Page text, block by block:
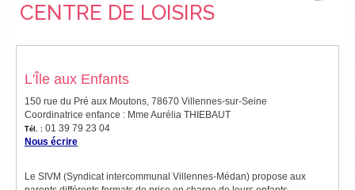
CENTRE DE LOISIRS
L'Île aux Enfants
150 rue du Pré aux Moutons, 78670 Villennes-sur-Seine
Coordinatrice enfance : Mme Aurélia THIEBAUT
Tél. : 01 39 79 23 04
Nous écrire
Le SIVM (Syndicat intercommunal Villennes-Médan) propose aux